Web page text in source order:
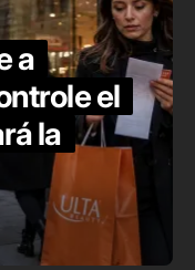
a
el
la